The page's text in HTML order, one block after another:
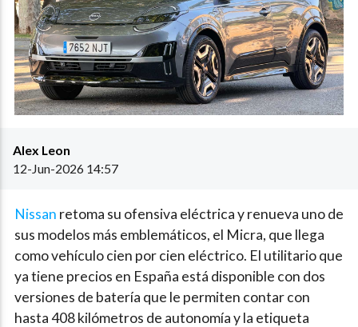
Alex Leon
12-Jun-2026 14:57
Nissan retoma su ofensiva eléctrica y renueva uno de
sus modelos más emblemáticos, el Micra, que llega
como vehículo cien por cien eléctrico. El utilitario que
ya tiene precios en España está disponible con dos
versiones de batería que le permiten contar con
hasta 408 kilómetros de autonomía y la etiqueta